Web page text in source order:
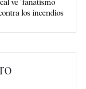
ve "fanatismo
los incendios